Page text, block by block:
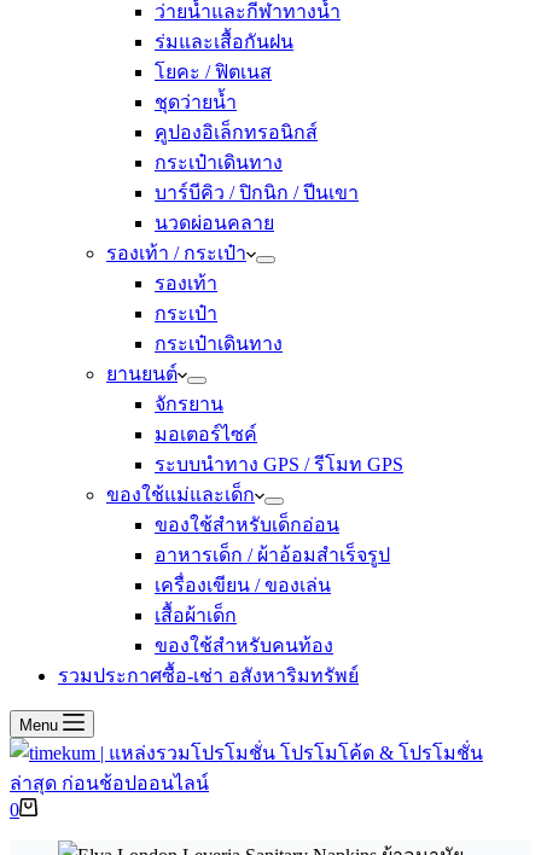
ว่ายน้ำและกีฬาทางน้ำ
ร่มและเสื้อกันฝน
โยคะ / ฟิตเนส
ชุดว่ายน้ำ
คูปองอิเล็กทรอนิกส์
กระเป๋าเดินทาง
บาร์บีคิว / ปิกนิก / ปีนเขา
นวดผ่อนคลาย
รองเท้า / กระเป๋า
รองเท้า
กระเป๋า
กระเป๋าเดินทาง
ยานยนต์
จักรยาน
มอเตอร์ไซค์
ระบบนำทาง GPS / รีโมท GPS
ของใช้แม่และเด็ก
ของใช้สำหรับเด็กอ่อน
อาหารเด็ก / ผ้าอ้อมสำเร็จรูป
เครื่องเขียน / ของเล่น
เสื้อผ้าเด็ก
ของใช้สำหรับคนท้อง
รวมประกาศซื้อ-เช่า อสังหาริมทรัพย์
Menu
Shopping
0